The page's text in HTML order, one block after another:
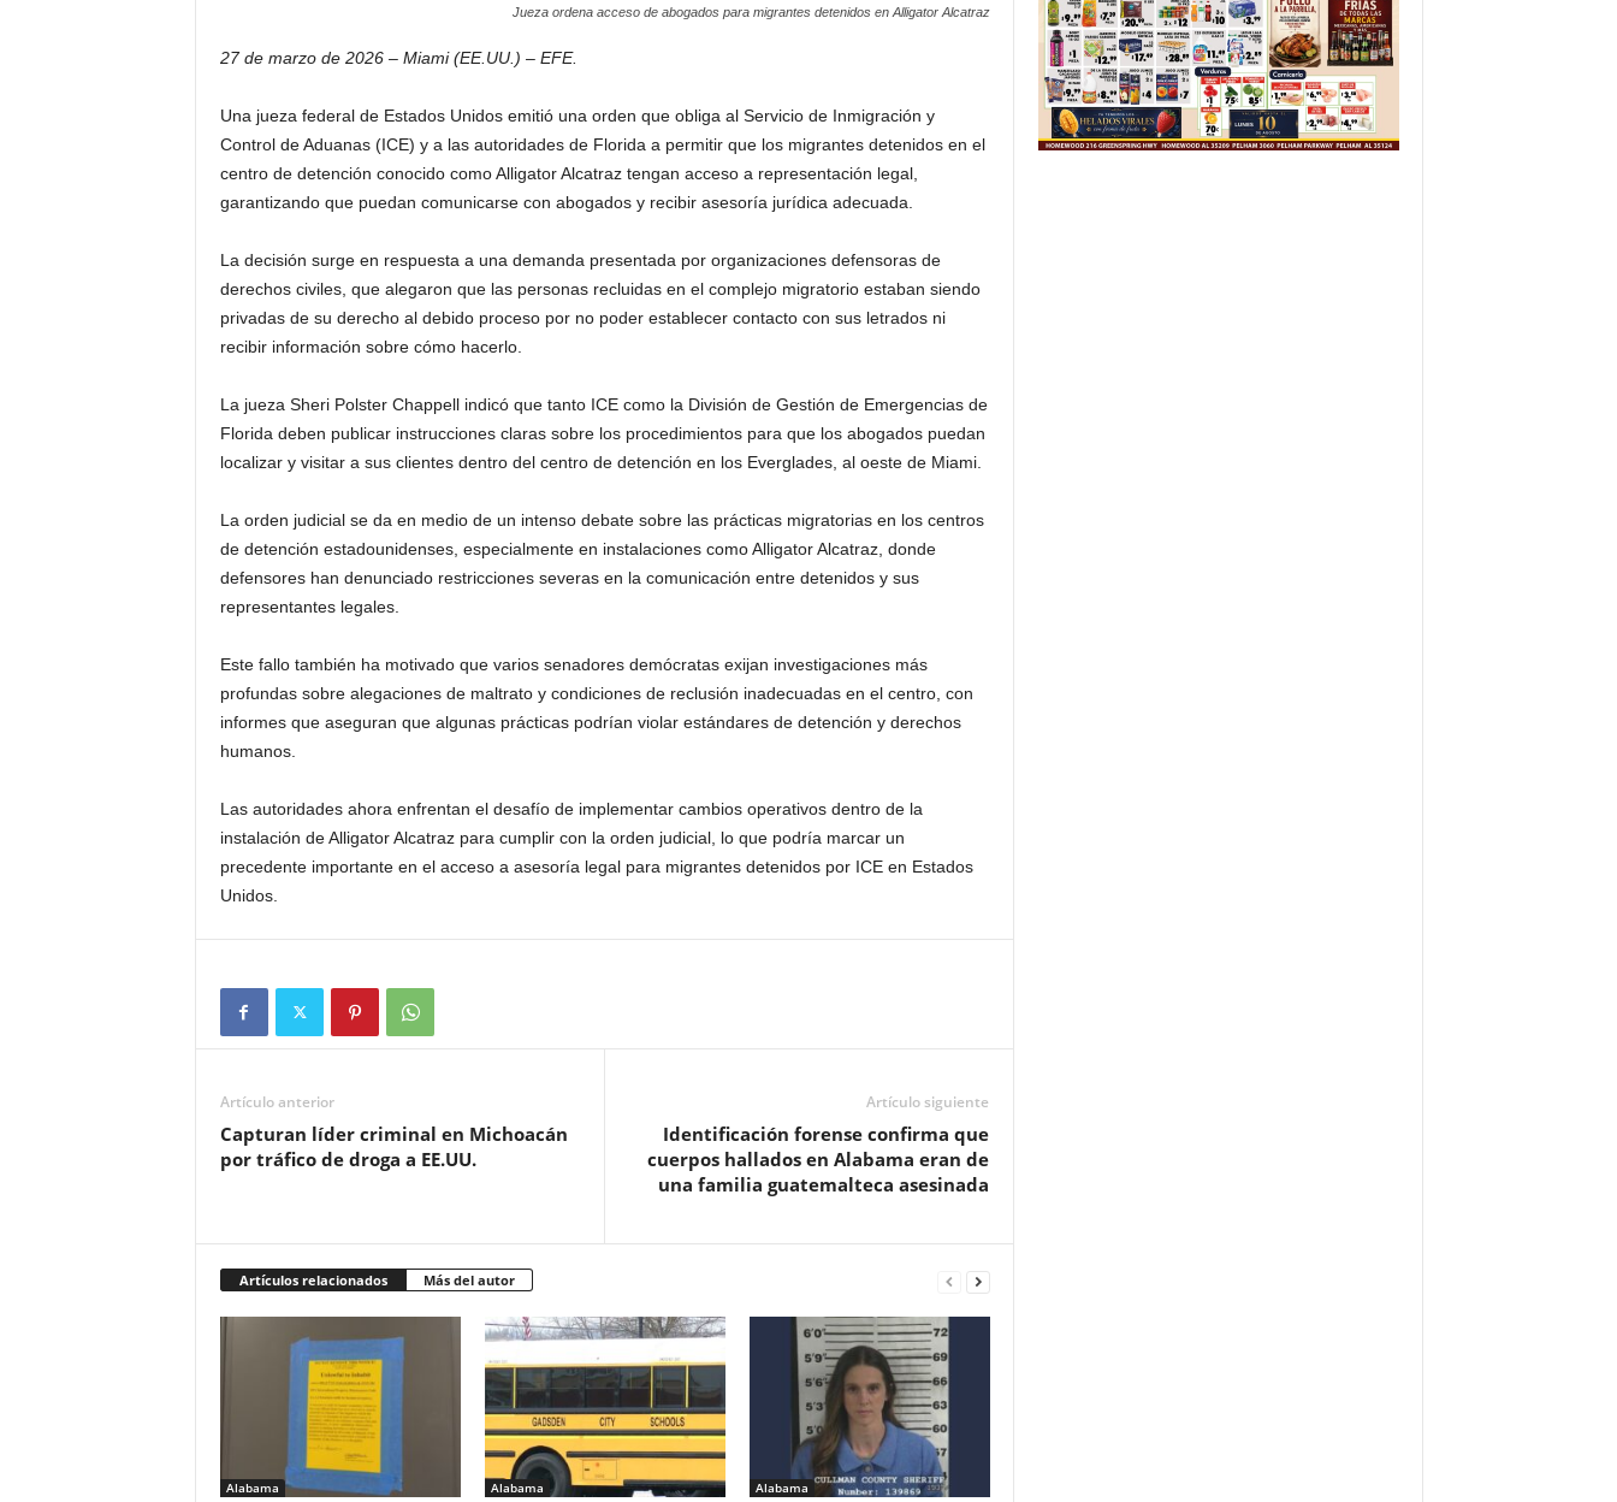
Jueza ordena acceso de abogados para migrantes detenidos en Alligator Alcatraz
27 de marzo de 2026 – Miami (EE.UU.) – EFE.
Una jueza federal de Estados Unidos emitió una orden que obliga al Servicio de Inmigración y
Control de Aduanas (ICE) y a las autoridades de Florida a permitir que los migrantes detenidos en el
centro de detención conocido como Alligator Alcatraz tengan acceso a representación legal,
garantizando que puedan comunicarse con abogados y recibir asesoría jurídica adecuada.
La decisión surge en respuesta a una demanda presentada por organizaciones defensoras de
derechos civiles, que alegaron que las personas recluidas en el complejo migratorio estaban siendo
privadas de su derecho al debido proceso por no poder establecer contacto con sus letrados ni
recibir información sobre cómo hacerlo.
La jueza Sheri Polster Chappell indicó que tanto ICE como la División de Gestión de Emergencias de
Florida deben publicar instrucciones claras sobre los procedimientos para que los abogados puedan
localizar y visitar a sus clientes dentro del centro de detención en los Everglades, al oeste de Miami.
La orden judicial se da en medio de un intenso debate sobre las prácticas migratorias en los centros
de detención estadounidenses, especialmente en instalaciones como Alligator Alcatraz, donde
defensores han denunciado restricciones severas en la comunicación entre detenidos y sus
representantes legales.
Este fallo también ha motivado que varios senadores demócratas exijan investigaciones más
profundas sobre alegaciones de maltrato y condiciones de reclusión inadecuadas en el centro, con
informes que aseguran que algunas prácticas podrían violar estándares de detención y derechos
humanos.
Las autoridades ahora enfrentan el desafío de implementar cambios operativos dentro de la
instalación de Alligator Alcatraz para cumplir con la orden judicial, lo que podría marcar un
precedente importante en el acceso a asesoría legal para migrantes detenidos por ICE en Estados
Unidos.
Artículo anterior
Capturan líder criminal en Michoacán
por tráfico de droga a EE.UU.
Artículo siguiente
Identificación forense confirma que
cuerpos hallados en Alabama eran de
una familia guatemalteca asesinada
Artículos relacionados Más del autor
Alabama Alabama Alabama